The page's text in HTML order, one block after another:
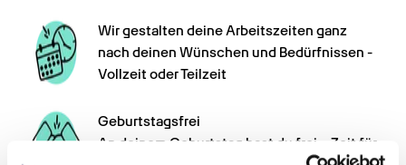
Wir gestalten deine Arbeitszeiten ganz
nach deinen Wünschen und Bedürfnissen -
Vollzeit oder Teilzeit
Geburtstagsfrei
An deinem Geburtstag hast du frei – Zeit für